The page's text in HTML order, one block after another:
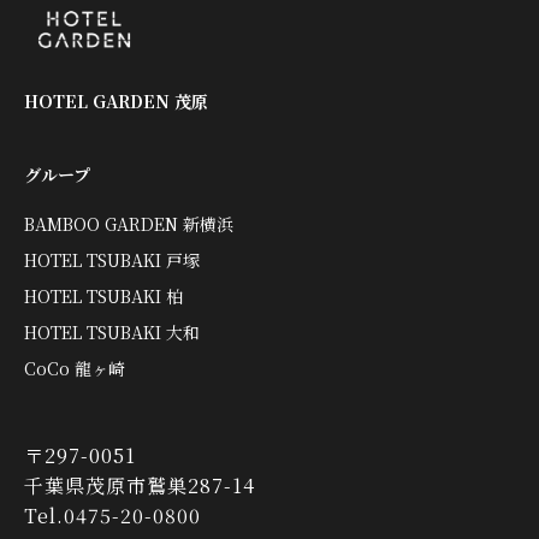
HOTEL GARDEN 茂原
グループ
BAMBOO GARDEN 新横浜
HOTEL TSUBAKI 戸塚
HOTEL TSUBAKI 柏
HOTEL TSUBAKI 大和
CoCo 龍ヶ崎
〒297-0051
千葉県茂原市鷲巣287-14
Tel.0475-20-0800